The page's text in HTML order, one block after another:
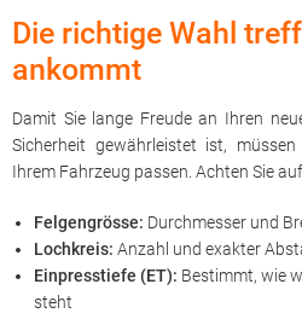
Die richtige Wahl
ankommt
Damit Sie lange Freude an Ihren
Sicherheit gewährleistet ist,
Ihrem Fahrzeug passen. Achten Sie
Felgengrösse: Durchmesser und
Lochkreis: Anzahl und exakter
Einpresstiefe (ET): Bestimmt, wie
steht